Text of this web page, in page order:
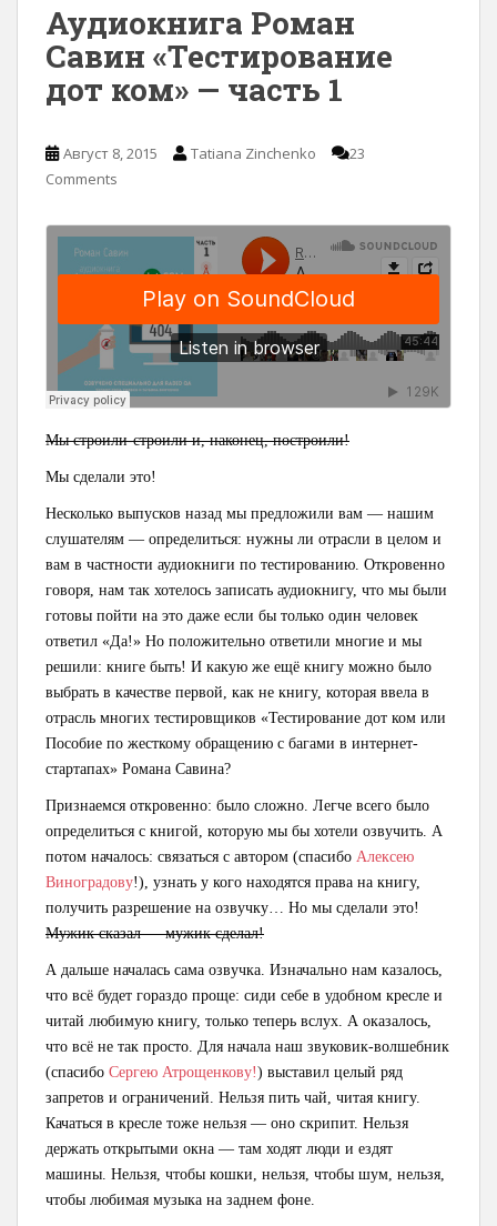
Аудиокнига Роман
Савин «Тестирование
дот ком» — часть 1
Август 8, 2015 Tatiana Zinchenko
23
Comments
Мы строили-строили и, наконец, построили!
Мы сделали это!
Несколько выпусков назад мы предложили вам — нашим
слушателям — определиться: нужны ли отрасли в целом и
вам в частности аудиокниги по тестированию. Откровенно
говоря, нам так хотелось записать аудиокнигу, что мы были
готовы пойти на это даже если бы только один человек
ответил «Да!» Но положительно ответили многие и мы
решили: книге быть! И какую же ещё книгу можно было
выбрать в качестве первой, как не книгу, которая ввела в
отрасль многих тестировщиков «Тестирование дот ком или
Пособие по жесткому обращению с багами в интернет-
стартапах» Романа Савина?
Признаемся откровенно: было сложно. Легче всего было
определиться с книгой, которую мы бы хотели озвучить. А
потом началось: связаться с автором (спасибо Алексею
Виноградову!), узнать у кого находятся права на книгу,
получить разрешение на озвучку… Но мы сделали это!
Мужик сказал — мужик сделал!
А дальше началась сама озвучка. Изначально нам казалось,
что всё будет гораздо проще: сиди себе в удобном кресле и
читай любимую книгу, только теперь вслух. А оказалось,
что всё не так просто. Для начала наш звуковик-волшебник
(спасибо Сергею Атрощенкову!) выставил целый ряд
запретов и ограничений. Нельзя пить чай, читая книгу.
Качаться в кресле тоже нельзя — оно скрипит. Нельзя
держать открытыми окна — там ходят люди и ездят
машины. Нельзя, чтобы кошки, нельзя, чтобы шум, нельзя,
чтобы любимая музыка на заднем фоне.